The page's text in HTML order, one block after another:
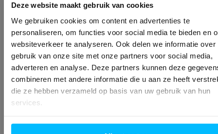
Deze website maakt gebruik van cookies
We gebruiken cookies om content en advertenties te
personaliseren, om functies voor social media te bieden en
websiteverkeer te analyseren. Ook delen we informatie over
gebruik van onze site met onze partners voor social media,
adverteren en analyse. Deze partners kunnen deze
combineren met andere informatie die u aan ze heeft
die ze hebben verzameld op basis van uw gebruik van hun
services.
passen! Voordat je met een voldaan
gevoel naar huis gaat, wil je nog de laatste
kozijnen afmonteren.
En de arbeidsvoorwaarden? Meer dan
goed!
Uitzicht op vast dienstverband. Na een
tijdelijk contract gaan we voor een